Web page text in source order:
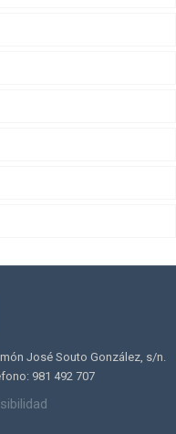
José Souto González, s/n.
981 492 707